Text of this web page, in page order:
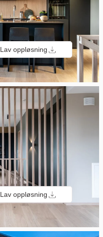
Lav oppløsning
Lav oppløsning